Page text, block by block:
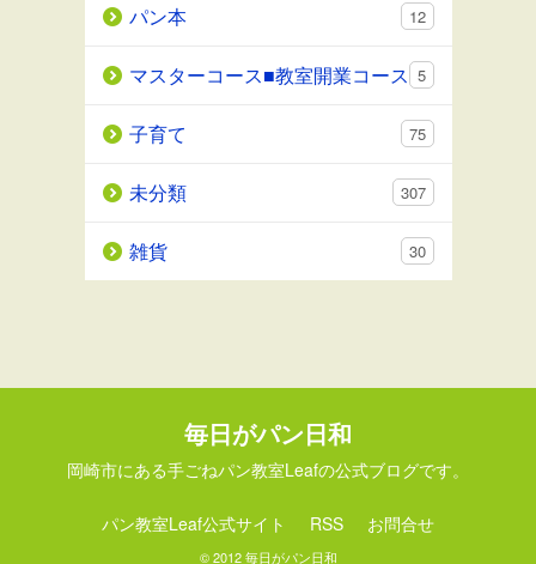
パン本 12
マスターコース■教室開業コース 5
子育て 75
未分類 307
雑貨 30
毎日がパン日和
岡崎市にある手ごねパン教室Leafの公式ブログです。
パン教室Leaf公式サイト RSS お問合せ
© 2012毎日がパン日和